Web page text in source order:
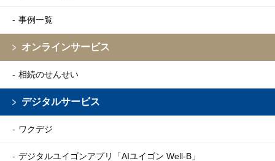
事例一覧
オンラインサービス
相続のせんせい
デジタルサービス
ワクデジ
デジタルユイゴンアプリ 「AIユイゴン Well-B」